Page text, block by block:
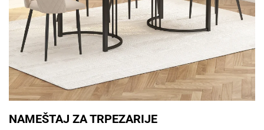
NAMEŠTAJ ZA TRPEZARIJE